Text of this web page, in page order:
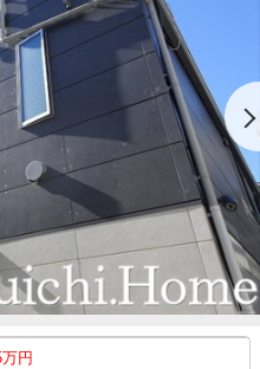
円